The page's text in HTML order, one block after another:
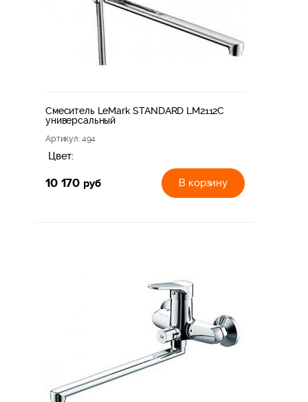
Смеситель LeMark STANDARD LM2112C
универсальный
Артикул: 494
Цвет:
10 170 руб В корзину